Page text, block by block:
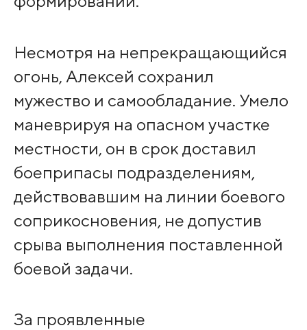
Несмотря на непрекращающийся
огонь, Алексей сохранил
мужество и самообладание. Умело
маневрируя на опасном участке
местности, он в срок доставил
боеприпасы подразделениям,
действовавшим на линии боевого
соприкосновения, не допустив
срыва выполнения поставленной
боевой задачи.
За проявленные